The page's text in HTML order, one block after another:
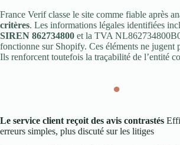
France Verif classe le site comme fiable après
critères. Les informations légales identifiées
SIREN 862734800 et la TVA
fonctionne sur Shopify. Ces éléments ne jugent
Ils renforcent toutefois la traçabilité de l’entité
●
Le service client reçoit des avis contrastés
erreurs simples, plus discuté sur les litiges